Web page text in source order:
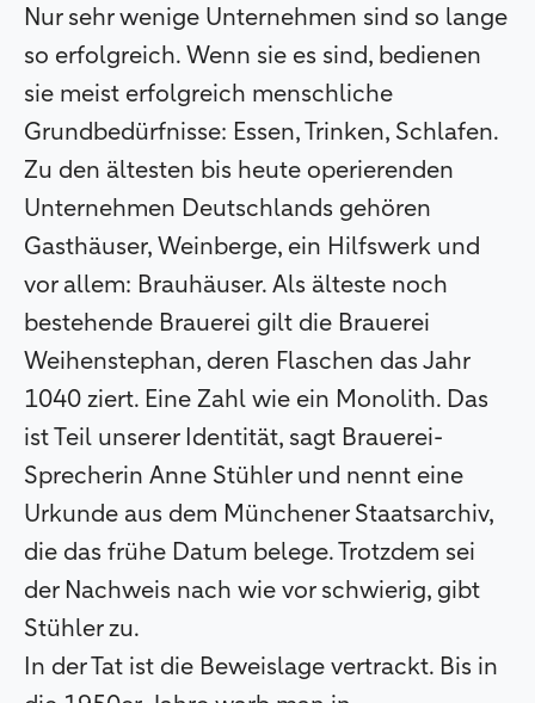
Nur sehr wenige Unternehmen sind so lange
so erfolgreich. Wenn sie es sind, bedienen
sie meist erfolgreich menschliche
Grundbedürfnisse: Essen, Trinken, Schlafen.
Zu den ältesten bis heute operierenden
Unternehmen Deutschlands gehören
Gasthäuser, Weinberge, ein Hilfswerk und
vor allem: Brauhäuser. Als älteste noch
bestehende Brauerei gilt die Brauerei
Weihenstephan, deren Flaschen das Jahr
1040 ziert. Eine Zahl wie ein Monolith. Das
ist Teil unserer Identität, sagt Brauerei-
Sprecherin Anne Stühler und nennt eine
Urkunde aus dem Münchener Staatsarchiv,
die das frühe Datum belege. Trotzdem sei
der Nachweis nach wie vor schwierig, gibt
Stühler zu.
In der Tat ist die Beweislage vertrackt. Bis in